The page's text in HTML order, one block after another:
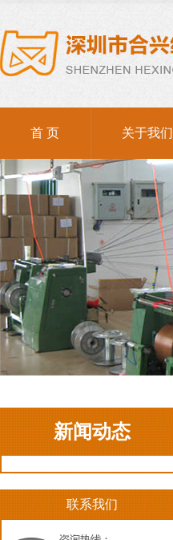
首 页 关于我们
新闻动态
联系我们